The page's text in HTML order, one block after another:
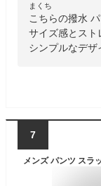
まくち
こちらの撥水
サイズ感とスト
シンプルなデザ
7